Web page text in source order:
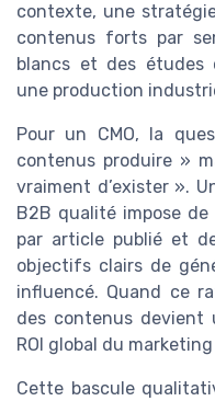
contexte, une
contenus forts par
blancs et des études
une production
Pour un CMO, la
contenus produire »
vraiment d’exister ».
B2B qualité impose
par article publié et
objectifs clairs de
influencé. Quand ce
des contenus
ROI global du
Cette bascule